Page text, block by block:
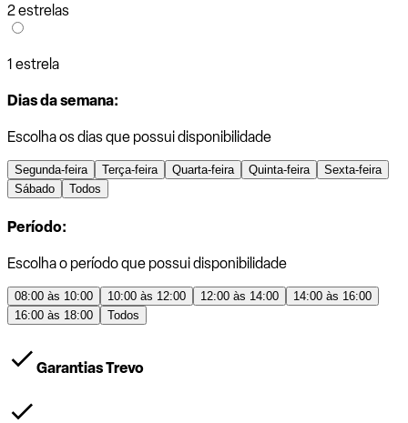
2 estrelas
1 estrela
Dias da semana:
Escolha os dias que possui disponibilidade
Segunda-feira Terça-feira Quarta-feira Quinta-feira
Sexta-feira
Sábado
Todos
Período:
Escolha o período que possui disponibilidade
08:00 às 10:00 10:00 às 12:00 12:00 às 14:00
14:00 às 16:00
16:00 às 18:00
Todos
Garantias Trevo